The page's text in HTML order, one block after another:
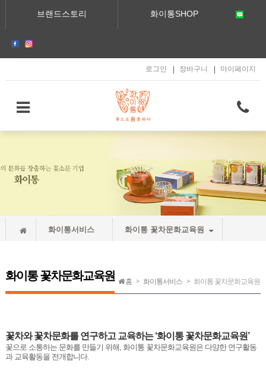
브랜드스토리
화이통SHOP
로그인 장바구니 마이페이지
화이통서비스 화이통 꽃차문화교육원
홈 화이통서비스 화이통 꽃차문화교육원
화이통 꽃차문화교육원
꽃차와 꽃차문화를 연구하고 교육하는‘화이통 꽃차문화교육원’
꽃으로 소통하는 문화를 만들기 위해, 화이통 꽃차문화교육원은 다양한 연구활동
과 교육활동을 전개합니다.
화이통 꽃차문화교육원